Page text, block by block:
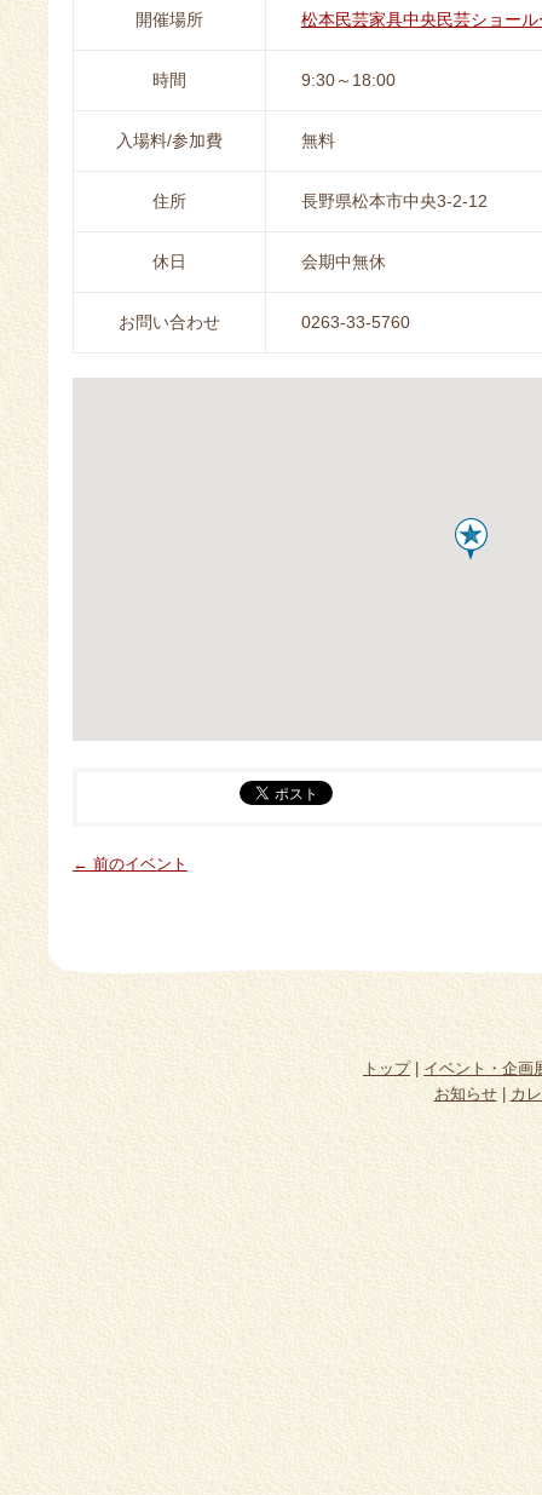
開催場所 松本民芸家具中央民芸ショール
時間 9:30～18:00
入場料/参加費 無料
住所 長野県松本市中央3-2-12
休日 会期中無休
お問い合わせ 0263-33-5760
← 前のイベント
トップ|イベント・企画
お知らせ| カ